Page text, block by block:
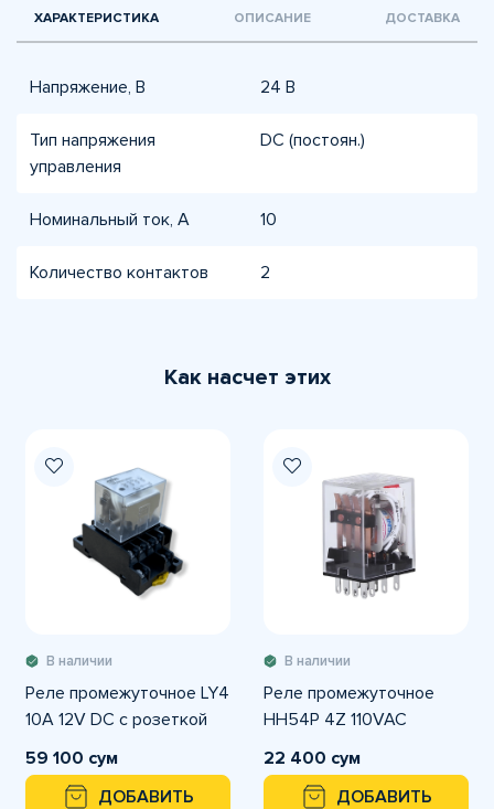
ХАРАКТЕРИСТИКА ОПИСАНИЕ ДОСТАВКА
Напряжение, В 24 В
Тип напряжения
управления
DC (постоян.)
Номинальный ток, А 10
Количество контактов 2
Как насчет этих
В наличии
Реле промежуточное LY4
10A 12V DC с розеткой
59 100 сум
ДОБАВИТЬ
В наличии
Реле промежуточное
HH54P 4Z 110VAC
22 400 сум
ДОБАВИТЬ